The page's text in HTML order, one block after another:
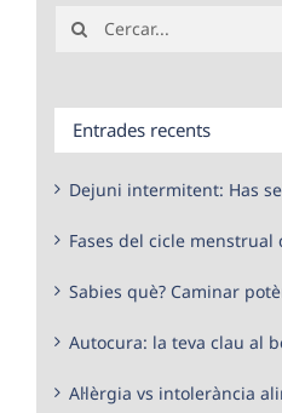
for:
Entrades recents
Dejuni intermitent: Has
Fases del cicle menstrual
Sabies què? Caminar
Autocura: la teva clau al
Al·lèrgia vs intolerància